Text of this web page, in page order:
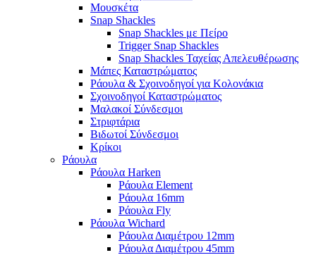
Μουσκέτα
Snap Shackles
Snap Shackles με Πείρο
Trigger Snap Shackles
Snap Shackles Ταχείας Απελευθέρωσης
Μάπες Καταστρώματος
Ράουλα & Σχοινοδηγοί για Κολονάκια
Σχοινοδηγοί Καταστρώματος
Μαλακοί Σύνδεσμοι
Στριφτάρια
Βιδωτοί Σύνδεσμοι
Κρίκοι
Ράουλα
Ράουλα Harken
Ράουλα Element
Ράουλα 16mm
Ράουλα Fly
Ράουλα Wichard
Ράουλα Διαμέτρου 12mm
Ράουλα Διαμέτρου 45mm